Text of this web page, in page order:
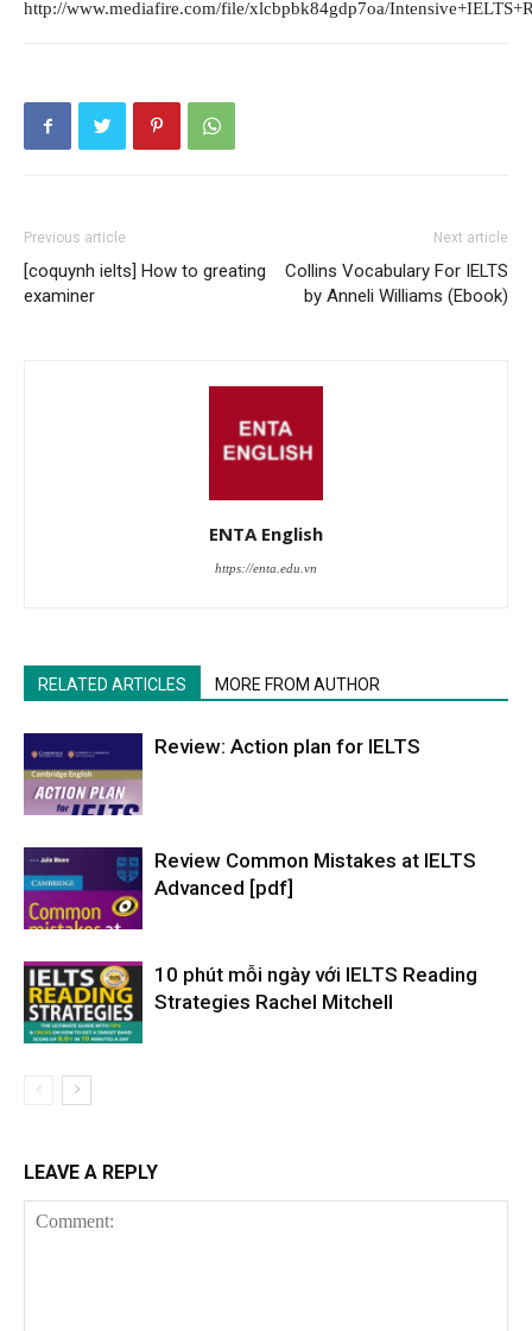
http://www.mediafire.com/file/xlcbpbk84gdp7oa/
Previous article
[coquynh ielts] How to greating
examiner
Next article
Collins Vocabulary For IELTS
by Anneli Williams (Ebook)
ENTA English
https://enta.edu.vn
RELATED ARTICLES MORE FROM AUTHOR
Review: Action plan for IELTS
Review Common Mistakes at IELTS
Advanced [pdf]
10 phút mỗi ngày với IELTS Reading
Strategies Rachel Mitchell
LEAVE A REPLY